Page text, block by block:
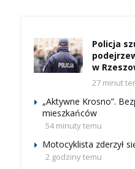
Policja
w
27 minut
„Aktywne Krosno”.
mieszkańców
54 minuty temu
Motocyklista zderzył
2 godziny temu